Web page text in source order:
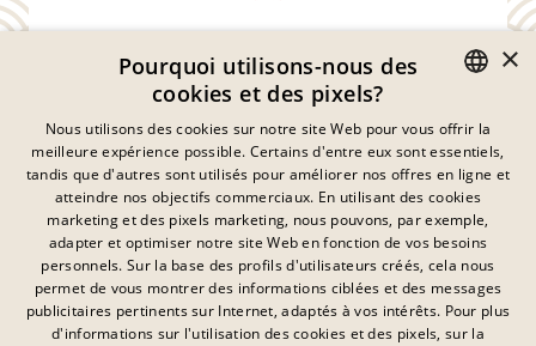
Déclaration De Confidentialité
Empreinte
Mentions Légales
Contact
GERMAN
FRENCH
DANISH
SWEDISH
HUNGARIAN
×
Pourquoi utilisons-nous des
cookies et des pixels?
Nous utilisons des cookies sur notre site Web pour vous offrir la
meilleure expérience possible. Certains d'entre eux sont essentiels,
tandis que d'autres sont utilisés pour améliorer nos offres en ligne et
atteindre nos objectifs commerciaux. En utilisant des cookies
marketing et des pixels marketing, nous pouvons, par exemple,
adapter et optimiser notre site Web en fonction de vos besoins
personnels. Sur la base des profils d'utilisateurs créés, cela nous
permet de vous montrer des informations ciblées et des messages
publicitaires pertinents sur Internet, adaptés à vos intérêts. Pour plus
d'informations sur l'utilisation des cookies et des pixels, sur la